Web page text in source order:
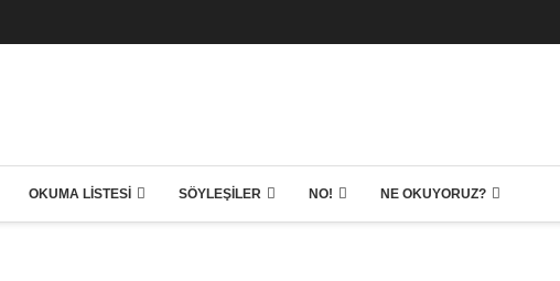
OKUMA LISTESI SÖYLEŞILER NO! NE OKUYORUZ?